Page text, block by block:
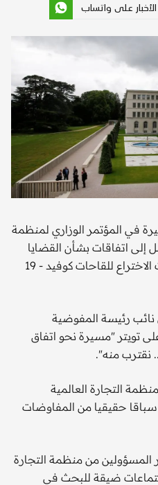
الأخبار على واتساب
في المؤتمر الوزاري لمنظمة
إلى اتفاقات بشأن القضايا
الشائكة كصيد الأسماك وبراءات الاختراع للقاحات كوفيد - 19
رئيسة المفوضية
تويتر "مسيرة نحو اتفاق
في منظمة التجارة العالمية
حقيقيا من المفاوضات
من منظمة التجارة
ضيقة للبحث في